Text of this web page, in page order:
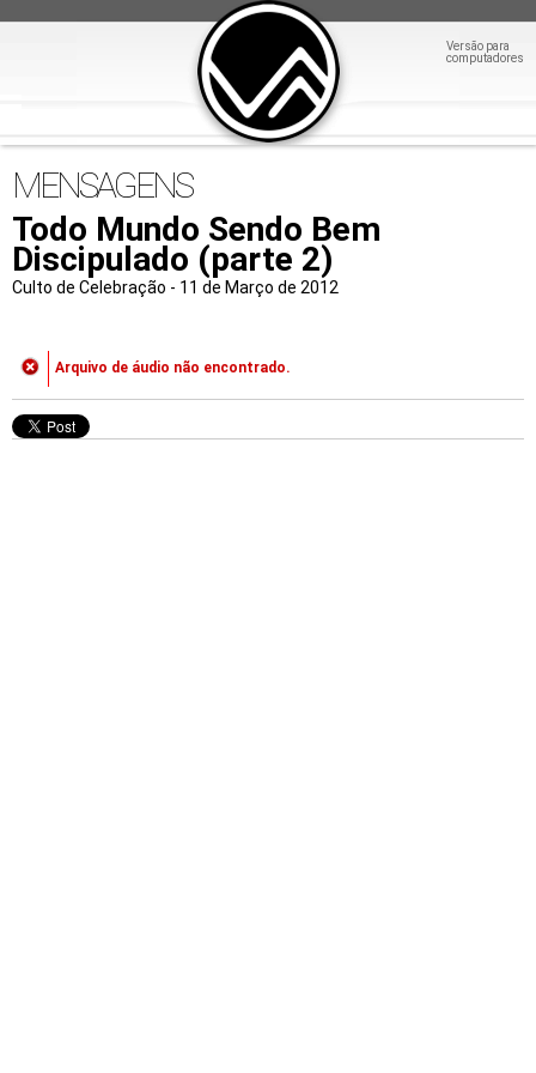
Versão para
computadores
MENSAGENS
Todo Mundo Sendo Bem
Discipulado (parte 2)
Culto de Celebração - 11 de Março de 2012
Arquivo de áudio não encontrado.